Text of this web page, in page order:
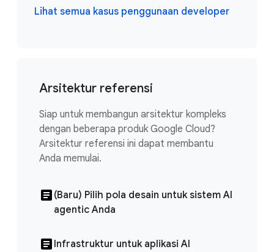
Lihat semua kasus penggunaan developer
Arsitektur referensi
Siap untuk membangun arsitektur kompleks
dengan beberapa produk Google Cloud?
Arsitektur referensi ini dapat membantu
Anda memulai.
(Baru) Pilih pola desain untuk sistem AI
agentic Anda
Infrastruktur untuk aplikasi AI